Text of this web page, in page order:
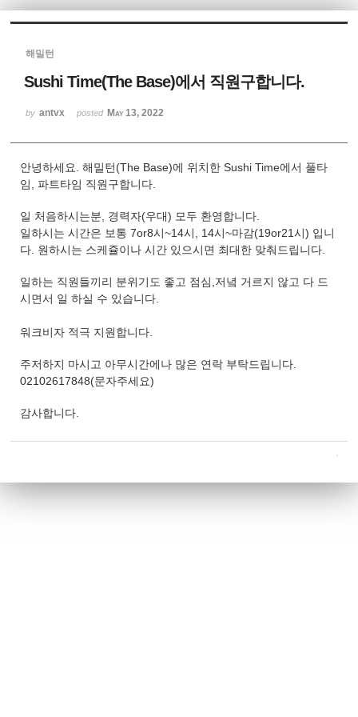
해밀턴
Sushi Time(The Base)에서 직원구합니다.
by antvx posted May 13, 2022
안녕하세요. 해밀턴(The Base)에 위치한 Sushi Time에서 풀타
임, 파트타임 직원구합니다.
일 처음하시는분, 경력자(우대) 모두 환영합니다.
일하시는 시간은 보통 7or8시~14시, 14시~마감(19or21시) 입니
다. 원하시는 스케쥴이나 시간 있으시면 최대한 맞춰드립니다.
일하는 직원들끼리 분위기도 좋고 점심,저녘 거르지 않고 다 드
시면서 일 하실 수 있습니다.
​​​​​​​워크비자 적극 지원합니다.
주저하지 마시고 아무시간에나 많은 연락 부탁드립니다.
02102617848(문자주세요)
감사합니다.
Sketchbook5, 스케치북5
Sketchbook5, 스케치북5